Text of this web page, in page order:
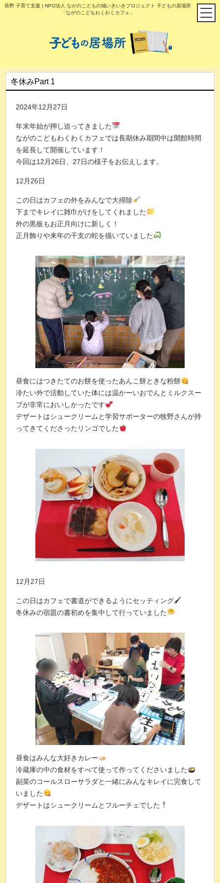
長野 子育て支援 | NPO法人 ながのこどもの城いきいきプロジェクト 子どもの居場所
「ながのこどもわくわくカフェ」
冬休みPart 1
2024年12月27日
年末年始が押し迫ってきました
ながのこどもわくわくカフェでは長期休み期間中は開館時間
を延長して開催しています！
今回は12月26日、27日の様子をお伝えします。
12月26日
この日はカフェの外をみんなで大掃除
下までキレイに雑巾がけをしてくれました
外の黒板もお正月向けに新しく！
正月飾りや来年の干支の蛇を描いていました
昼食にはつきたてのお餅を使ったあんこ餅ときな粉餅
冷たい外で活動していた体には温かーいおでんとミルクスー
プが非常においしかったです
デザートはシュークリームと学習サポーターの牧野さんが持
ってきてくださったリンゴでした
12月27日
この日はカフェで書道ができるようにセッティング🖌
冬休みの宿題の書初めを集中して行っていました
昼食はみんな大好きカレー
冷蔵庫の中の食材をすべて使って作ってくださいました
副菜のコールスローサラダと一緒にみんなキレイに完食して
いました
デザートはシュークリームとフルーチェでした